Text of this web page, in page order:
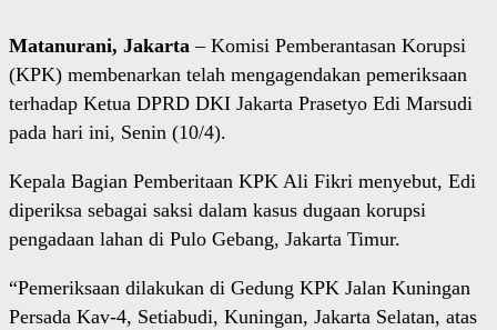
Matanurani, Jakarta – Komisi Pemberantasan Korupsi
(KPK) membenarkan telah mengagendakan pemeriksaan
terhadap Ketua DPRD DKI Jakarta Prasetyo Edi Marsudi
pada hari ini, Senin (10/4).
Kepala Bagian Pemberitaan KPK Ali Fikri menyebut, Edi
diperiksa sebagai saksi dalam kasus dugaan korupsi
pengadaan lahan di Pulo Gebang, Jakarta Timur.
“Pemeriksaan dilakukan di Gedung KPK Jalan Kuningan
Persada Kav-4, Setiabudi, Kuningan, Jakarta Selatan, atas